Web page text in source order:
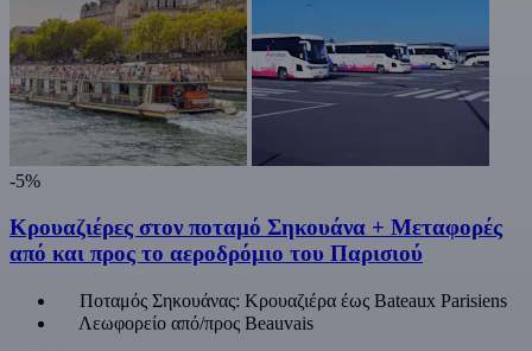
-5%
Κρουαζιέρες στον ποταμό Σηκουάνα + Μεταφορές
από και προς το αεροδρόμιο του Παρισιού
Ποταμός Σηκουάνας: Κρουαζιέρα έως Bateaux Parisiens
Λεωφορείο από/προς Beauvais